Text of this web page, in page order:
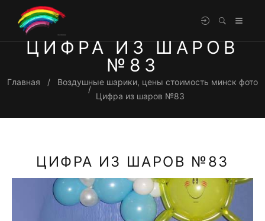
ЦИФРА ИЗ ШАРОВ
№83
Главная
Воздушные шарики, цены стоимость минск фото
Цифра из шаров №83
ЦИФРА ИЗ ШАРОВ №83